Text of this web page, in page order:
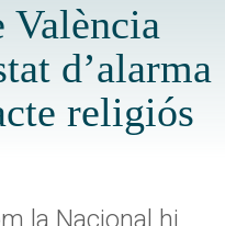
València
d’alarma
religiós
la Nacional hi